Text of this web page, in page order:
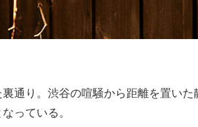
通り。渋谷の喧騒から距離を置いた
っている。